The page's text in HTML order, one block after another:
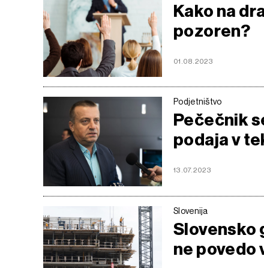
Kako na
pozoren?
01.08.2023
Podjetništvo
Pečečnik
podaja v
13.07.2023
Slovenija
Slovensko
ne povedo